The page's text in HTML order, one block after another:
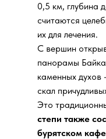
0,5 км, глубина
считаются
их для лечения.
С вершин
панорамы
каменных духов
скал
Это
степи также
бурятском кафе